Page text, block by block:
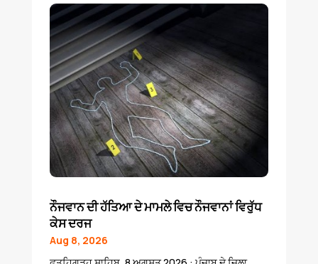
ਨੌਜਵਾਨ ਦੀ ਹੱਤਿਆ ਦੇ ਮਾਮਲੇ ਵਿਚ ਨੌਜਵਾਨਾਂ ਵਿਰੁੱਧ
ਕੇਸ ਦਰਜ
Aug 8, 2026